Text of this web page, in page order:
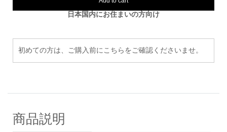
日本国内にお住まいの方向け
初めての方は、ご購入前にこちらをご確認くださいませ。
商品説明